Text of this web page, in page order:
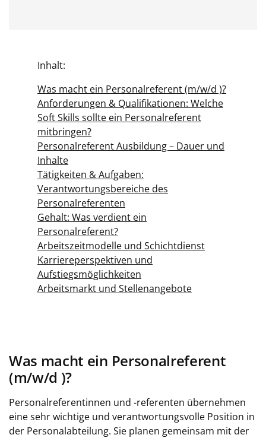
Inhalt:
Was macht ein Personalreferent (m/w/d )?
Anforderungen & Qualifikationen: Welche
Soft Skills sollte ein Personalreferent
mitbringen?
Personalreferent Ausbildung – Dauer und
Inhalte
Tätigkeiten & Aufgaben:
Verantwortungsbereiche des
Personalreferenten
Gehalt: Was verdient ein
Personalreferent?
Arbeitszeitmodelle und Schichtdienst
Karriereperspektiven und
Aufstiegsmöglichkeiten
Arbeitsmarkt und Stellenangebote
Was macht ein Personalreferent
(m/w/d )?
Personalreferentinnen und -referenten übernehmen
eine sehr wichtige und verantwortungsvolle Position in
der Personalabteilung. Sie planen gemeinsam mit der